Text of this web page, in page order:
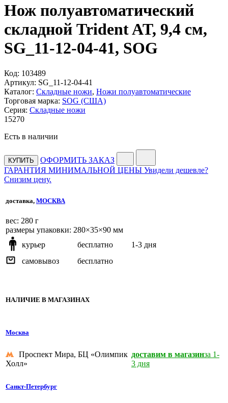
Нож полуавтоматический
складной Trident AT, 9,4 см,
SG_11-12-04-41, SOG
Код: 103489
Артикул: SG_11-12-04-41
Каталог: Складные ножи, Ножи полуавтоматические
Торговая марка: SOG (США)
Серия: Складные ножи
15270
Есть в наличии
КУПИТЬ
ОФОРМИТЬ ЗАКАЗ
ГАРАНТИЯ МИНИМАЛЬНОЙ ЦЕНЫ Увидели дешевле?
Снизим цену.
доставка, МОСКВА
веc: 280 г
размеры упаковки: 280×35×90 мм
курьер
бесплатно
1-3 дня
самовывоз
бесплатно
НАЛИЧИЕ В МАГАЗИНАХ
Москва
Проспект Мира, БЦ «Олимпик
Холл»
доставим в магазинза 1-
3 дня
Санкт-Петербург